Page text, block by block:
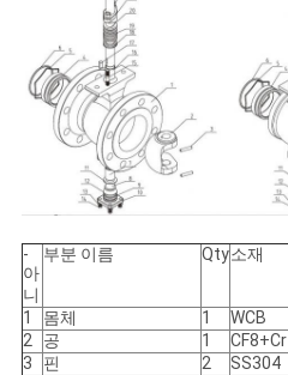
-
아
니
부분 이름 Qty소재
1 몸체 1 WCB
2
공 1 CF8+Cr
3
핀 2 SS304